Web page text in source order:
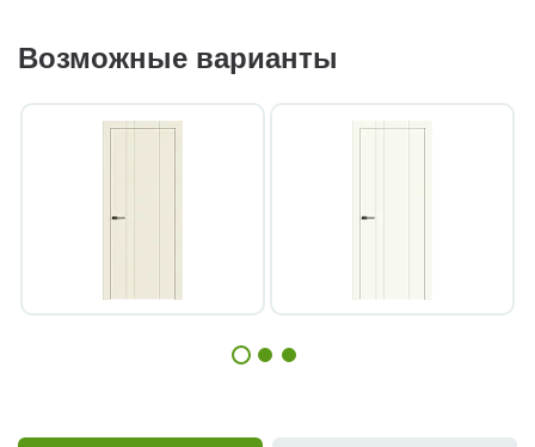
Возможные варианты